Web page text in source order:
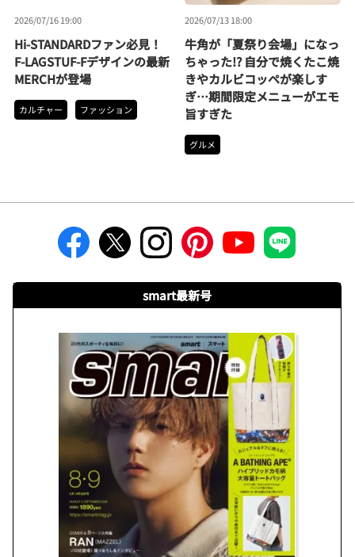
2026/07/16 19:00
Hi-STANDARDファン必見！
F-LAGSTUF-Fデザインの最新
MERCHが登場
カルチャー ファッション
2026/07/13 18:00
牛角が「夏祭り会場」になっ
ちゃった!? 自分で焼くたこ焼
きやカルビコッペが楽しす
ぎ…期間限定メニューがエモ
旨すぎた
グルメ
smart最新号